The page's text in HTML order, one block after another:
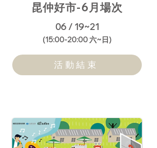
昆仲好市-6月場次
06 / 19~21
​(15:00-20:00 六~日)
活動結束